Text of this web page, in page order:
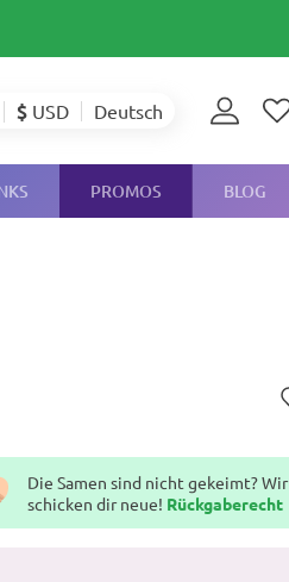
$ USD Deutsch
PROMOS BLOG
Die Samen sind nicht gekeimt? Wir
schicken dir neue! Rückgaberecht